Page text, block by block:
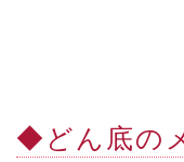
◆どん底の